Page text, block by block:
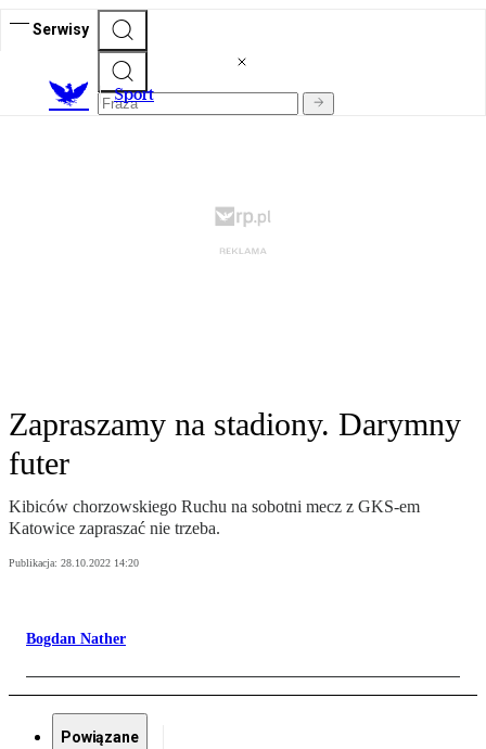
Serwisy
Sport
Zapraszamy na stadiony. Darymny
futer
Kibiców chorzowskiego Ruchu na sobotni mecz z GKS-em
Katowice zapraszać nie trzeba.
Publikacja: 28.10.2022 14:20
Bogdan Nather
Powiązane